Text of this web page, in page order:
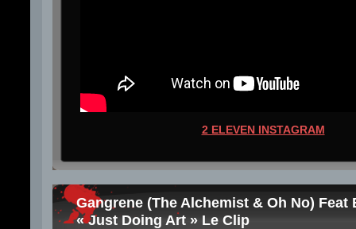
2 ELEVEN INSTAGRAM
Gangrene (The Alchemist & Oh No) Feat
« Just Doing Art » Le Clip